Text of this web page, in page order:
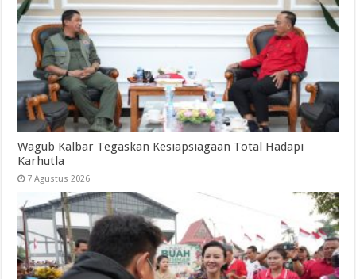
Wagub Kalbar Tegaskan Kesiapsiagaan Total Hadapi
Karhutla
7 Agustus 2026